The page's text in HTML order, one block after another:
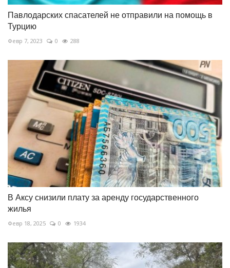
Павлодарских спасателей не отправили на помощь в
Турцию
Февр 7, 2023 0 288
В Аксу снизили плату за аренду государственного
жилья
Февр 18, 2025 0 1934